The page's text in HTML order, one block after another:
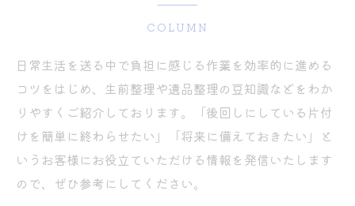
COLUMN
日常生活を送る中で負担に感じる作業を効率的に進める
コツをはじめ、生前整理や遺品整理の豆知識などをわか
りやすくご紹介しております。「後回しにしている片付
けを簡単に終わらせたい」「将来に備えておきたい」と
いうお客様にお役立ていただける情報を発信いたします
ので、ぜひ参考にしてください。